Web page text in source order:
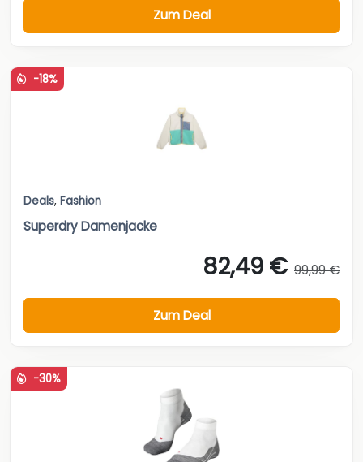
Zum Deal
-18%
Deals, Fashion
Superdry Damenjacke
82,49 € 99,99 €
Zum Deal
-30%